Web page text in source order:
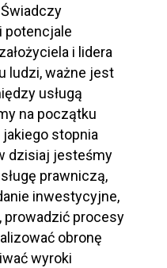
potencjale
i lidera
ludzi, ważne jest
usługą
na początku
jakiego stopnia
dzisiaj jesteśmy
prawniczą,
inwestycyjne,
prowadzić procesy
obronę
wyroki